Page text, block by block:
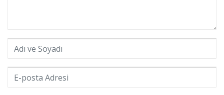
Adı ve Soyadı *
E-posta Adresi